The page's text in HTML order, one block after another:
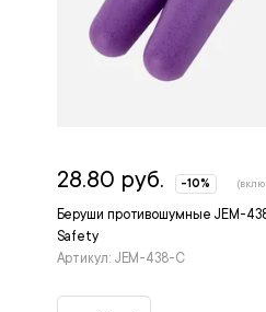
Беруши противошумные JEM-
Safety
Артикул: JEM-438-C
28.80 руб. -10%